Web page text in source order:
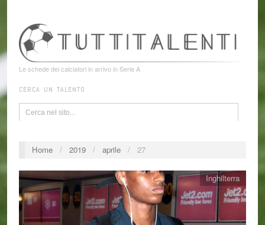
Le schede dei calciatori in arrivo in Serie A
CERCA UN TALENTO
Home / 2019 / aprile / 27
Inghilterra